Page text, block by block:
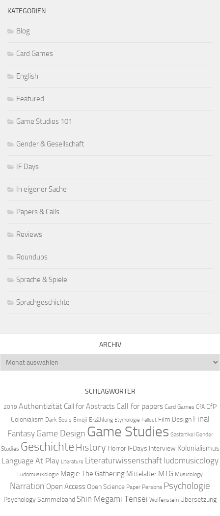
KATEGORIEN
Blog
Card Games
English
Featured
Game Studies 101
Gender & Gesellschaft
IF Days
In eigener Sache
Papers & Calls
Reviews
Roundups
Sprache & Spiele
Sprachgeschichte
ARCHIV
Archiv
SCHLAGWÖRTER
2019 Authentizität Call for Abstracts Call for papers Card Games CfA CfP
Colonialism Dark Souls Emoji Erzählung Etymologie Fallout Film Design Final
Fantasy Game Design Game Studies Gastartikel Gender
Studies Geschichte History Horror IFDays Interview Kolonialismus
Language At Play Literature Literaturwissenschaft ludomusicology
Ludomusikologie Magic: The Gathering Mittelalter MTG Musicology
Narration Open Access Open Science Paper Persona Psychologie
PsychologySammelband Shin Megami Tensei Wolfenstein Übersetzung